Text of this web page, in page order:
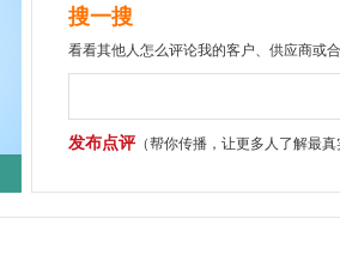
搜一搜
看看其他人怎么评论我的客户、供应商或
发布点评（帮你传播，让更多人了解最